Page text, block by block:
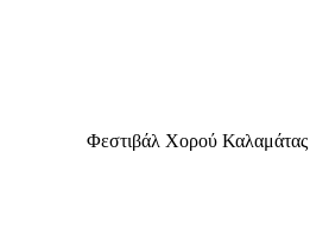
Φεστιβάλ Χορού Καλαμάτας